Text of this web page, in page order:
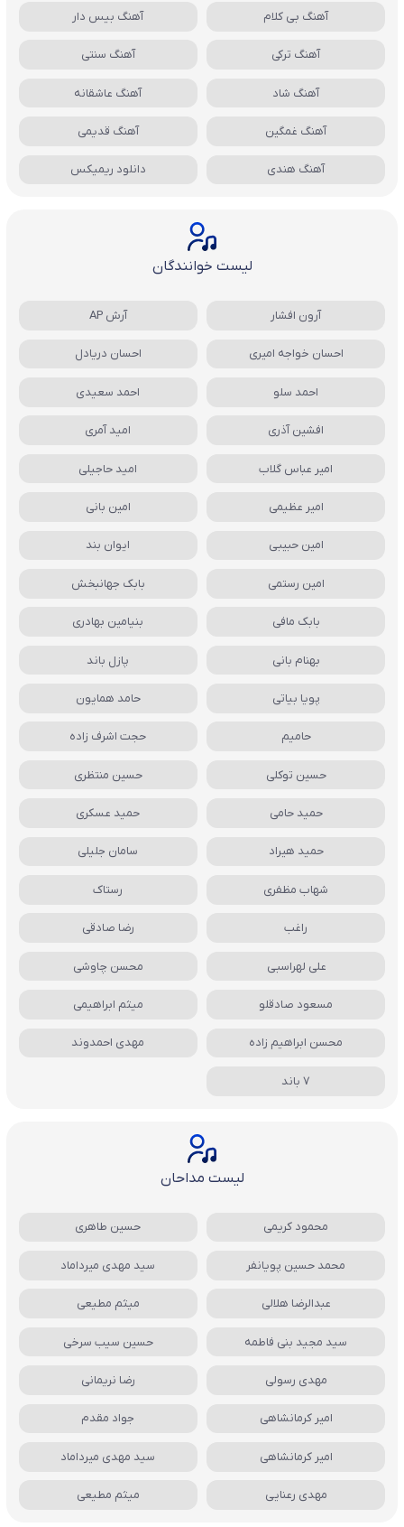
آهنگ بی کلام آهنگ بیس دار
آهنگ ترکی آهنگ سنتی
آهنگ شاد آهنگ عاشقانه
آهنگ غمگین آهنگ قدیمی
آهنگ هندی دانلود ریمیکس
لیست خوانندگان
آرون افشار آرش AP
احسان خواجه امیری احسان دریادل
احمد سلو احمد سعیدی
افشین آذری امید آمری
امیر عباس گلاب امید حاجیلی
امیر عظیمی امین بانی
امین حبیبی ایوان بند
امین رستمی بابک جهانبخش
بابک مافی بنیامین بهادری
بهنام بانی پازل باند
پویا بیاتی حامد همایون
حامیم حجت اشرف زاده
حسین توکلی حسین منتظری
حمید حامی حمید عسکری
حمید هیراد سامان جلیلی
شهاب مظفری رستاک
راغب رضا صادقی
علی لهراسبی محسن چاوشی
مسعود صادقلو میثم ابراهیمی
محسن ابراهیم زاده مهدی احمدوند
7 باند
لیست مداحان
محمود کریمی حسین طاهری
محمد حسین پویانفر سید مهدی میرداماد
عبدالرضا هلالی میثم مطیعی
سید مجید بنی فاطمه حسین سیب سرخی
مهدی رسولی رضا نریمانی
امیر کرمانشاهی جواد مقدم
امیر کرمانشاهی سید مهدی میرداماد
مهدی رعنایی میثم مطیعی